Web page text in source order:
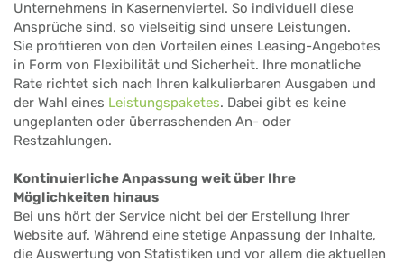
Unternehmens in Kasernenviertel. So individuell diese
Ansprüche sind, so vielseitig sind unsere Leistungen.
Sie profitieren von den Vorteilen eines Leasing-Angebotes
in Form von Flexibilität und Sicherheit. Ihre monatliche
Rate richtet sich nach Ihren kalkulierbaren Ausgaben und
der Wahl eines Leistungspaketes. Dabei gibt es keine
ungeplanten oder überraschenden An- oder
Restzahlungen.
Kontinuierliche Anpassung weit über Ihre
Möglichkeiten hinaus
Bei uns hört der Service nicht bei der Erstellung Ihrer
Website auf. Während eine stetige Anpassung der Inhalte,
die Auswertung von Statistiken und vor allem die aktuellen